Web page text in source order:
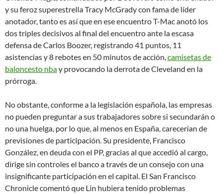
y su feroz superestrella Tracy McGrady con fama de líder
anotador, tanto es así que en ese encuentro T-Mac anotó los
dos triples decisivos al final del encuentro ante la escasa
defensa de Carlos Boozer, registrando 41 puntos, 11
asistencias y 8 rebotes en 50 minutos de acción, camisetas de
baloncesto nbay provocando la derrota de Cleveland en la
prórroga.
No obstante, conforme a la legislación española, las empresas
no pueden preguntar a sus trabajadores sobre si secundarán o
no una huelga, por lo que, al menos en España, carecerían de
previsiones de participación. Su presidente, Francisco
González, en deuda con el PP, gracias al que accedió al cargo,
dirige sin controles el banco a través de un consejo con una
insignificante participación en el capital. El San Francisco
Chronicle comentó que Lin hubiera tenido problemas